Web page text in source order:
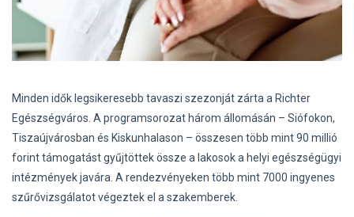
Minden idők legsikeresebb tavaszi szezonját zárta a Richter
Egészségváros. A programsorozat három állomásán – Siófokon,
Tiszaújvárosban és Kiskunhalason – összesen több mint 90 millió
forint támogatást gyűjtöttek össze a lakosok a helyi egészségügyi
intézmények javára. A rendezvényeken több mint 7000 ingyenes
szűrővizsgálatot végeztek el a szakemberek.